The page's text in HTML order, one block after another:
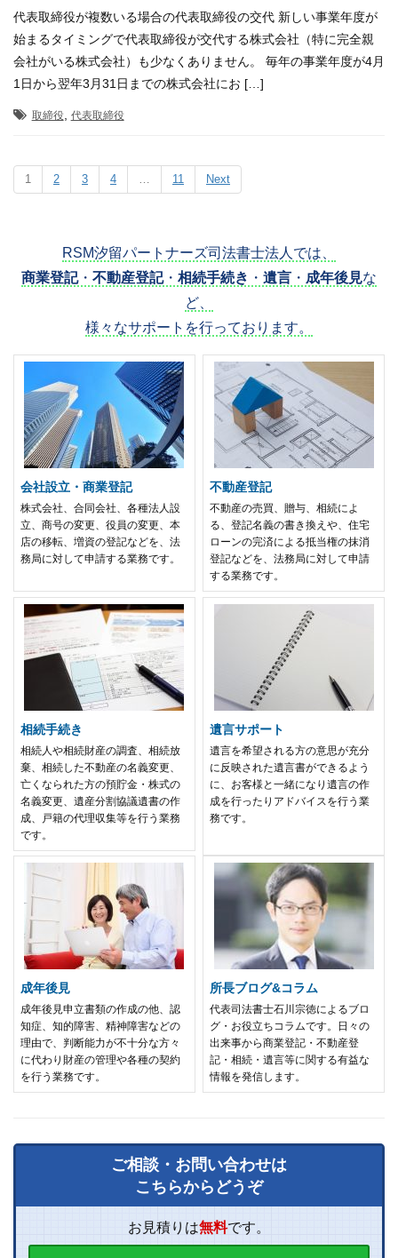
代表取締役が複数いる場合の代表取締役の交代 新しい事業年度が
始まるタイミングで代表取締役が交代する株式会社（特に完全親
会社がいる株式会社）も少なくありません。 毎年の事業年度が4月
1日から翌年3月31日までの株式会社にお […]
取締役, 代表取締役
1 2 3 4 … 11 Next
RSM汐留パートナーズ司法書士法人では、
商業登記・ 不動産登記・ 相続手続き ・ 遺言 ・ 成年後見な
ど、
様々なサポートを行っております。
会社設立・商業登記
株式会社、合同会社、各種法人設
立、商号の変更、役員の変更、本
店の移転、増資の登記などを、法
務局に対して申請する業務です。
不動産登記
不動産の売買、贈与、相続によ
る、登記名義の書き換えや、住宅
ローンの完済による抵当権の抹消
登記などを、法務局に対して申請
する業務です。
相続手続き
相続人や相続財産の調査、相続放
棄、相続した不動産の名義変更、
亡くなられた方の預貯金・株式の
名義変更、遺産分割協議遺書の作
成、戸籍の代理収集等を行う業務
です。
遺言サポート
遺言を希望される方の意思が充分
に反映された遺言書ができるよう
に、お客様と一緒になり遺言の作
成を行ったりアドバイスを行う業
務です。
成年後見
成年後見申立書類の作成の他、認
知症、知的障害、精神障害などの
理由で、判断能力が不十分な方々
に代わり財産の管理や各種の契約
を行う業務です。
所長ブログ&コラム
代表司法書士石川宗徳によるブロ
グ・お役立ちコラムです。日々の
出来事から商業登記・不動産登
記・相続・遺言等に関する有益な
情報を発信します。
ご相談・お問い合わせは
こちらからどうぞ
お見積りは無料です。